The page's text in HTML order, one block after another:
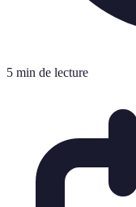
5 min de lecture